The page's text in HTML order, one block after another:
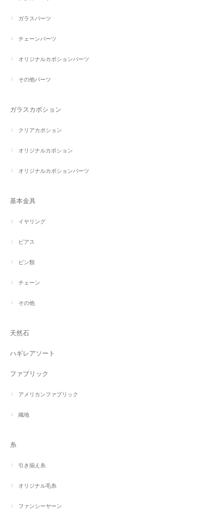
ガラスパーツ
チェーンパーツ
オリジナルカボションパーツ
その他パーツ
ガラスカボション
クリアカボション
オリジナルカボション
オリジナルカボションパーツ
基本金具
イヤリング
ピアス
ピン類
チェーン
その他
天然石
ハギレアソート
ファブリック
アメリカンファブリック
織地
糸
引き揃え糸
オリジナル毛糸
ファンシーヤーン